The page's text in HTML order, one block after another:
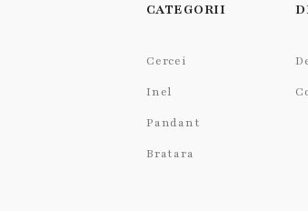
CATEGORII
Cercei
Inel
Pandant
Bratara